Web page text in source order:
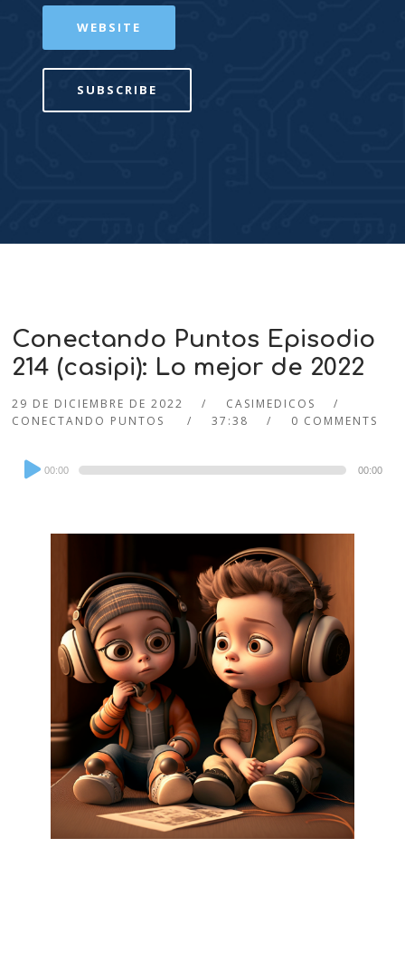
WEBSITE
SUBSCRIBE
Conectando Puntos Episodio
214 (casipi): Lo mejor de 2022
29 DE DICIEMBRE DE 2022
CASIMEDICOS
CONECTANDO PUNTOS
37:38 0 COMMENTS
Audio
Player
00:00 00:00